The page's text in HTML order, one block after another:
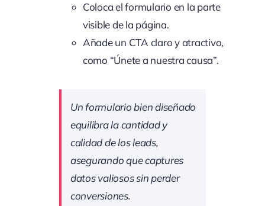
Coloca el formulario en la parte
visible de la página.
Añade un CTA claro y atractivo,
como “Únete a nuestra causa”.
Un formulario bien diseñado
equilibra la cantidad y
calidad de los leads,
asegurando que captures
datos valiosos sin perder
conversiones.